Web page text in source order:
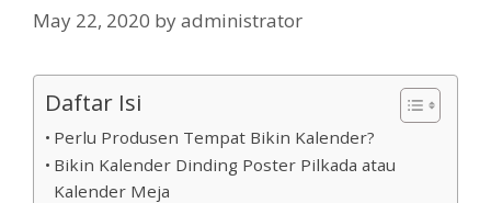
May 22, 2020 byadministrator
Daftar Isi
Perlu Produsen Tempat Bikin Kalender?
Bikin Kalender Dinding Poster Pilkada atau
Kalender Meja